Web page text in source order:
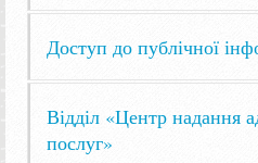
Доступ до публічної
Відділ «Центр надання
послуг»